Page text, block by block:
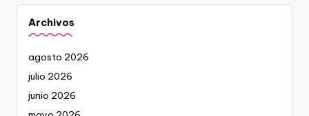
Archivos
agosto 2026
julio 2026
junio 2026